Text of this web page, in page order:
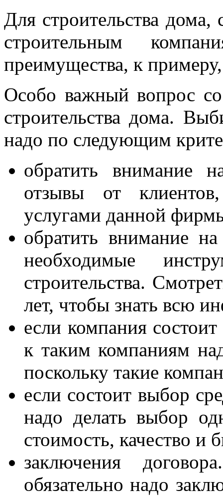
Для строительства дома,
строительным
преимущества, к
Особо важный вопрос
строительства дома.
надо по следующим
обратить внимание
отзывы от
услугами данной
обратить внимание
необходимые
строительства.
лет, чтобы знать всю
если компания
к таким компаниям
поскольку такие
если состоит выбор
надо делать выбор
стоимость, качество и
заключения
обязательно надо